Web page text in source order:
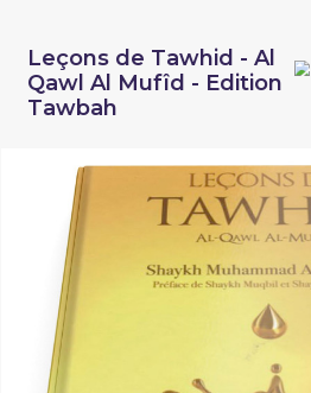
Leçons de Tawhid - Al
Qawl Al Mufîd - Edition
Tawbah